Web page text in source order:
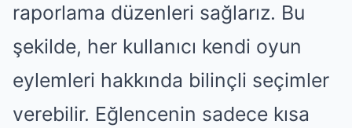
raporlama düzenleri sağlarız. Bu
şekilde, her kullanıcı kendi oyun
eylemleri hakkında bilinçli seçimler
verebilir. Eğlencenin sadece kısa